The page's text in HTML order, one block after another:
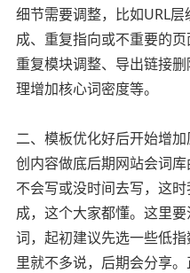
细节需要调整，比如URL
成、重复指向或不重要的
重复模块调整、导出链接
理增加核心词密度等。
二、模板优化好后开始增
创内容做底后期网站会词
不会写或没时间去写，这
成，这个大家都懂。这里
词，起初建议先选一些低
里就不多说，后期会分享